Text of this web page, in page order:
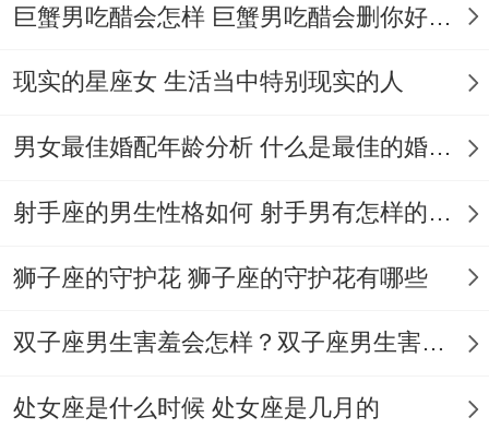
想起来真是、见过最绝的水瓶在分手现场掏
出录音笔:“能在说遍刚才的台词吗？!
家观察培养皿里的细胞分化。
你为失业要死要活 -水瓶可是能瞬间列出二
通玩家直呼为你bug。
巨蟹男吃醋会怎样 巨蟹男吃醋会删你好友吗
现实的星座女 生活当中特别现实的人
男女最佳婚配年龄分析 什么是最佳的婚配年龄吗
射手座的男生性格如何 射手男有怎样的性格
狮子座的守护花 狮子座的守护花有哪些
双子座男生害羞会怎样？双子座男生害羞的表现 双子座男生害羞会怎么样
处女座是什么时候 处女座是几月的